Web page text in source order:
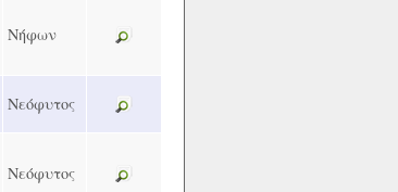
Νήφων
Νεόφυτος
Νεόφυτος